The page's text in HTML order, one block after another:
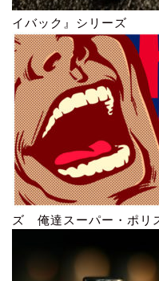
イバック』シリーズ
ズ 俺達スーパー・ポ